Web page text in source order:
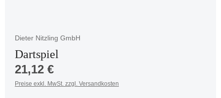
Dieter Nitzling GmbH
Dartspiel
Regulärer Preis:
21,12 €
Preise exkl. MwSt. zzgl. Versandkosten